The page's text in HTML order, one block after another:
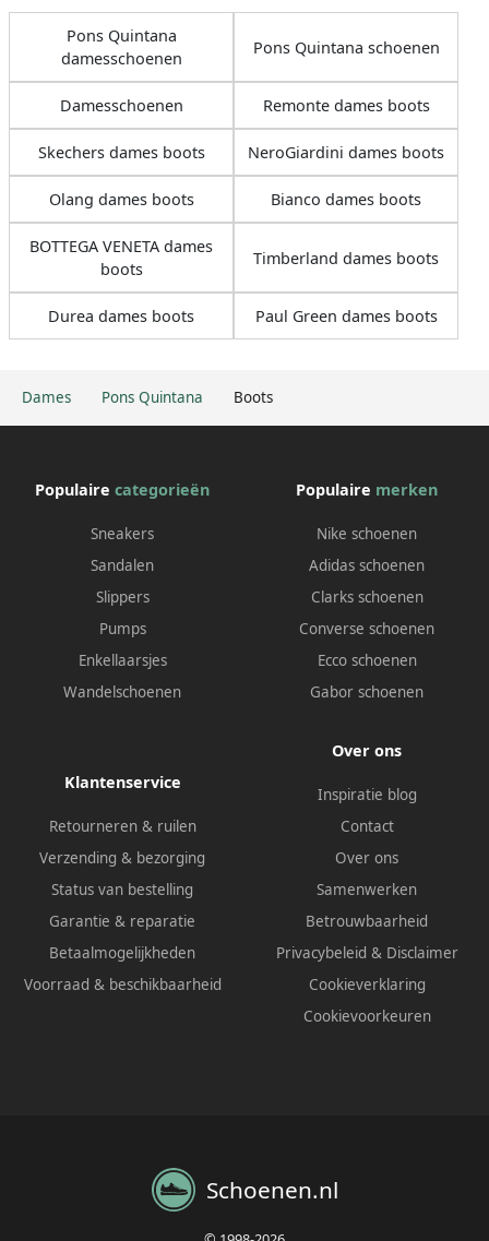
Dames Pons Quintana Boots
Pons Quintana
damesschoenen
Pons Quintana schoenen
Damesschoenen Remonte dames boots
Skechers dames boots NeroGiardini dames boots
Olang dames boots Bianco dames boots
BOTTEGA VENETA dames
boots
Timberland dames boots
Durea dames boots Paul Green dames boots
Populaire categorieën
Sneakers
Sandalen
Slippers
Pumps
Enkellaarsjes
Wandelschoenen
Populaire merken
Nike schoenen
Adidas schoenen
Clarks schoenen
Converse schoenen
Ecco schoenen
Gabor schoenen
Klantenservice
Retourneren & ruilen
Verzending & bezorging
Status van bestelling
Garantie & reparatie
Betaalmogelijkheden
Voorraad & beschikbaarheid
Over ons
Inspiratie blog
Contact
Over ons
Samenwerken
Betrouwbaarheid
Privacybeleid & Disclaimer
Cookieverklaring
Cookievoorkeuren
Schoenen.nl